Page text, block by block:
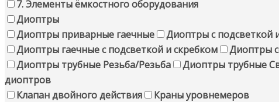
7. Элементы ёмкостного оборудования
Диоптры
Диоптры приварные гаечные
Диоптры с подсветкой
Диоптры гаечные с подсветкой и скребком
Диоптры
Диоптры трубные Резьба/Резьба
Диоптры трубные
диоптров
Клапан двойного действия
Краны уровнемеров